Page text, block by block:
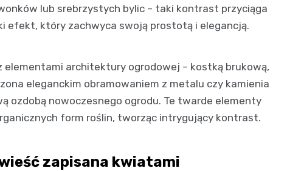
lub srebrzystych bylic – taki kontrast przyciąga
efekt, który zachwyca swoją prostotą i elegancją.
elementami architektury ogrodowej – kostką brukową,
eleganckim obramowaniem z metalu czy kamienia
ozdobą nowoczesnego ogrodu. Te twarde elementy
form roślin, tworząc intrygujący kontrast.
zapisana kwiatami